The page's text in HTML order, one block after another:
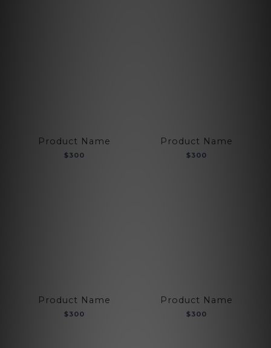
Product Name
$300
Product Name
$300
Product Name
$300
Product Name
$300